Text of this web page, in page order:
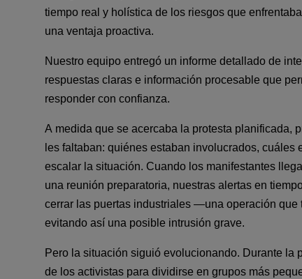
tiempo real y holística de los riesgos que
una ventaja proactiva.
Nuestro equipo entregó un informe detallado de
respuestas claras e información procesable que
responder con confianza.
A medida que se acercaba la protesta planificada,
les faltaban: quiénes estaban involucrados, cuáles
escalar la situación. Cuando los manifestantes
una reunión preparatoria, nuestras alertas en
cerrar las puertas industriales —una operación
evitando así una posible intrusión grave.
Pero la situación siguió evolucionando. Durante la
de los activistas para dividirse en grupos más